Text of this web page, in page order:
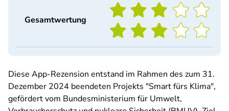
Gesamtwertung
Diese App-Rezension entstand im Rahmen des zum 31.
Dezember 2024 beendeten Projekts "Smart fürs Klima",
gefördert vom Bundesministerium für Umwelt,